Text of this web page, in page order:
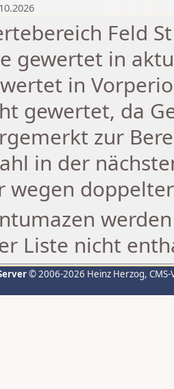
Feld
gewertet in
in
gewertet, da
zur
in der
wegen
Liste nicht
© 2006-2026 Heinz Herzog,